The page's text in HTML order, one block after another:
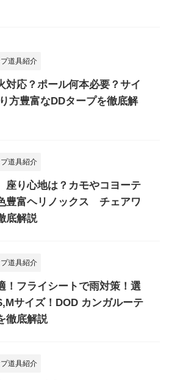
道具紹介
対応？ポール何本必要？サイ
方豊富なDDタープを徹底解
道具紹介
座り心地は？カモやコヨーテ
豊富ヘリノックス チェアワ
底解説
道具紹介
！フライシートで雨対策！選
サイズ！DOD カンガルーテ
徹底解説
道具紹介